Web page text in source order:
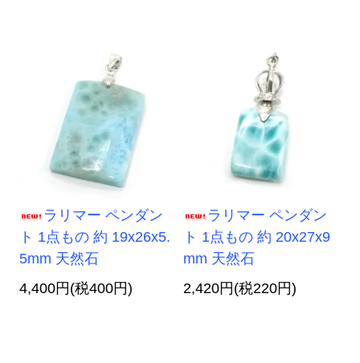
ラリマー ペンダン
ト 1点もの 約 19x26x5.
5mm 天然石
4,400円(税400円)
ラリマー ペンダン
ト 1点もの 約 20x27x9
mm 天然石
2,420円(税220円)